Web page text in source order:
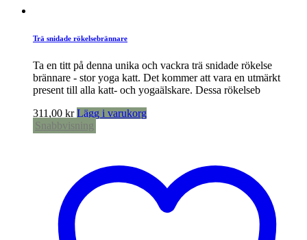
Trä snidade rökelsebrännare
Ta en titt på denna unika och vackra trä snidade rökelse
brännare - stor yoga katt. Det kommer att vara en utmärkt
present till alla katt- och yogaälskare. Dessa rökelseb
311,00 kr Lägg i varukorg
Snabbvisning